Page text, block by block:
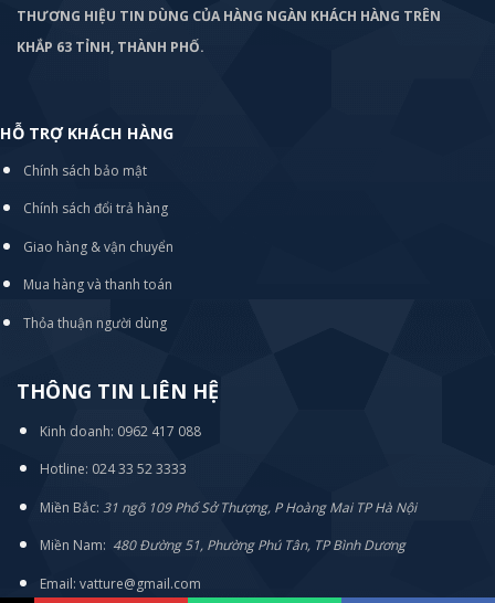
THƯƠNG HIỆU TIN DÙNG CỦA HÀNG NGÀN KHÁCH HÀNG TRÊN
KHẮP 63 TỈNH, THÀNH PHỐ.
HỖ TRỢ KHÁCH HÀNG
Chính sách bảo mật
Chính sách đổi trả hàng
Giao hàng & vận chuyển
Mua hàng và thanh toán
Thỏa thuận người dùng
THÔNG TIN LIÊN HỆ
Kinh doanh: 0962 417 088
Hotline: 024 33 52 3333
Miền Bắc: 31 ngõ 109 Phố Sở Thượng, P Hoàng Mai TP Hà Nội
Miền Nam: 480 Đường 51, Phường Phú Tân, TP Bình Dương
Email: vatture@gmail.com